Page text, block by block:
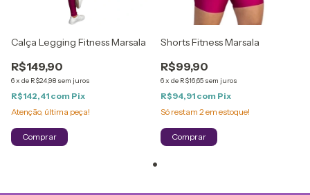
Calça Legging Fitness Marsala
R$149,90
6x de R$24,98 sem juros
R$142,41 com Pix
Atenção, última peça!
Comprar
Shorts Fitness Marsala
R$99,90
6x de R$16,65 sem juros
R$94,91 com Pix
Só restam 2em estoque!
Comprar